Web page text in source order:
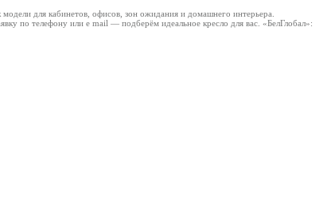
для кабинетов, офисов, зон ожидания и домашнего интерьера.
по телефону или e mail — подберём идеальное кресло для вас. «БелГлобал»: